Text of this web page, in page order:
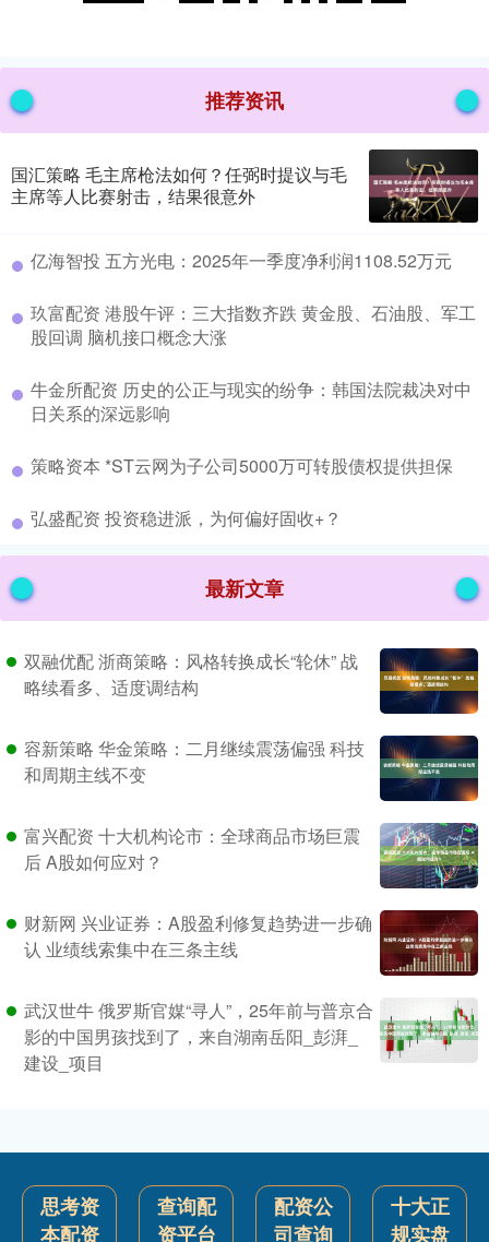
推荐资讯
国汇策略 毛主席枪法如何？任弼时提议与毛
主席等人比赛射击，结果很意外
​亿海智投 五方光电：2025年一季度净利润1108.52万元
​玖富配资 港股午评：三大指数齐跌 黄金股、石油股、军工
股回调 脑机接口概念大涨
​牛金所配资 历史的公正与现实的纷争：韩国法院裁决对中
日关系的深远影响
​策略资本 *ST云网为子公司5000万可转股债权提供担保
​弘盛配资 投资稳进派，为何偏好固收+？
最新文章
双融优配 浙商策略：风格转换成长“轮休” 战
略续看多、适度调结构
容新策略 华金策略：二月继续震荡偏强 科技
和周期主线不变
富兴配资 十大机构论市：全球商品市场巨震
后 A股如何应对？
财新网 兴业证券：A股盈利修复趋势进一步确
认 业绩线索集中在三条主线
武汉世牛 俄罗斯官媒“寻人”，25年前与普京合
影的中国男孩找到了，来自湖南岳阳_彭湃_
建设_项目
思考资
本配资
查询配
资平台
配资公
司查询
十大正
规实盘